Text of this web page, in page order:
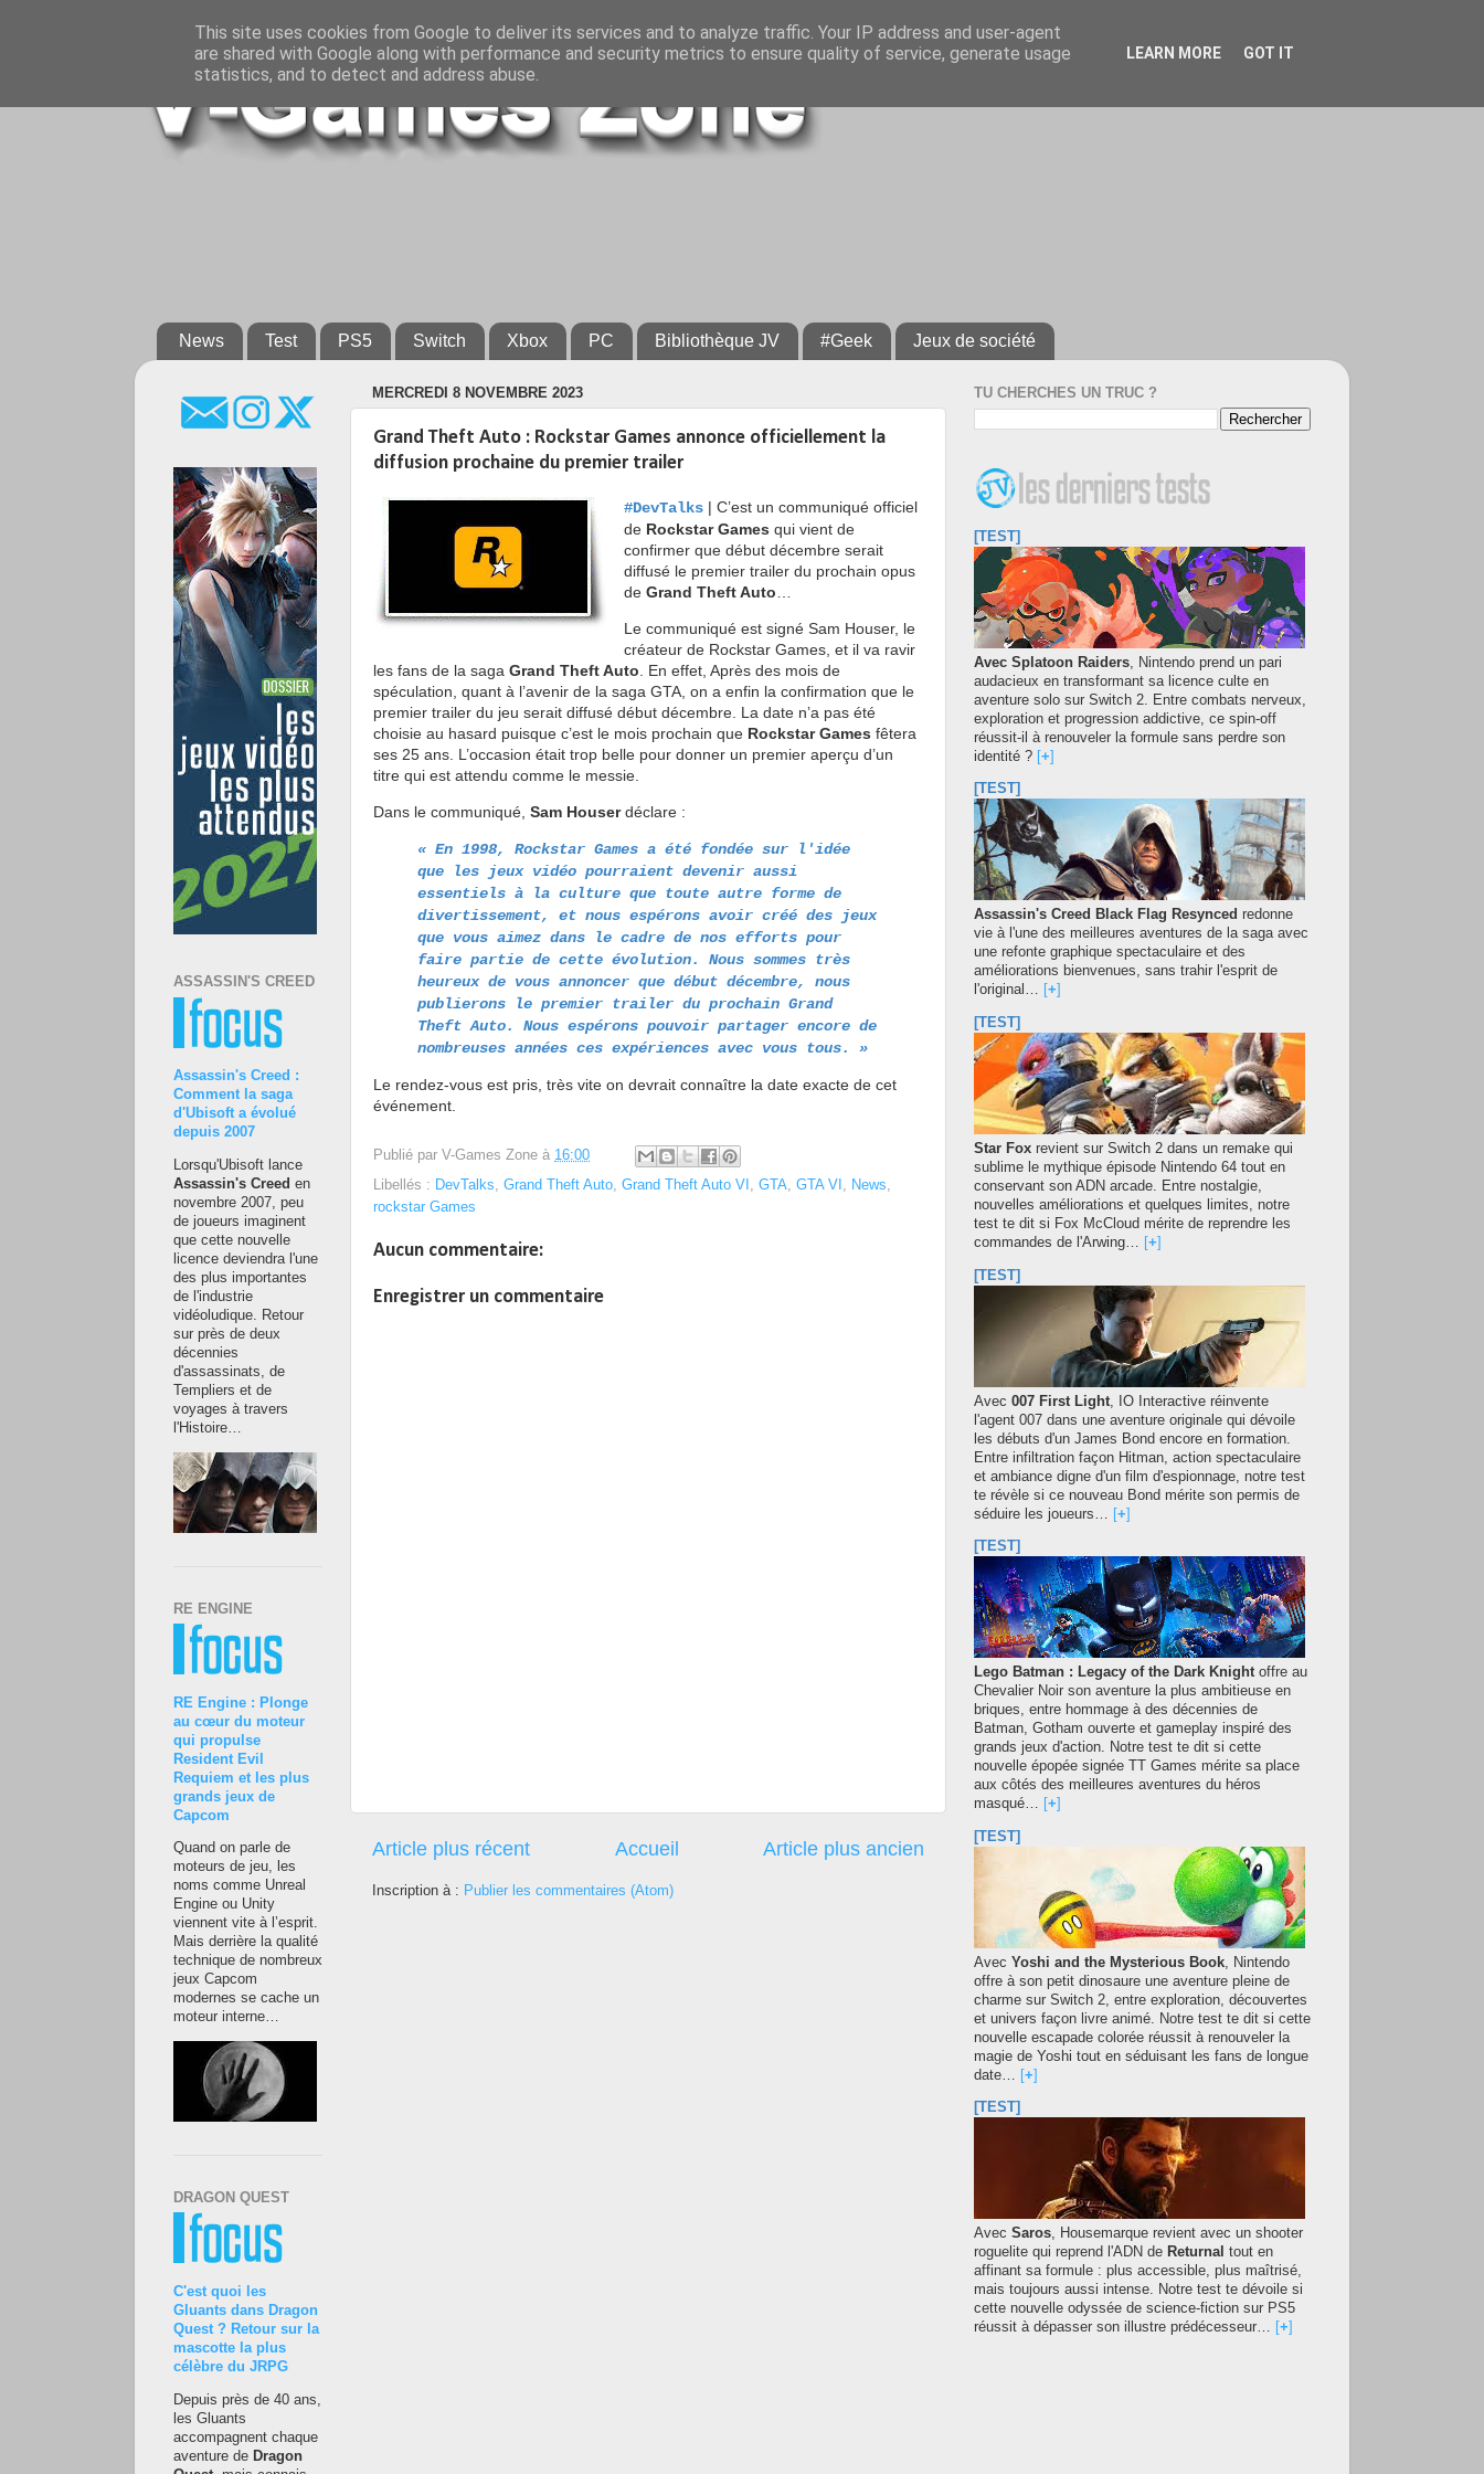
News Test PS5 Switch Xbox PC Bibliothèque JV #Geek Jeux de société
MERCREDI 8 NOVEMBRE 2023
Grand Theft Auto : Rockstar Games annonce officiellement la
diffusion prochaine du premier trailer
#DevTalks| C’est un communiqué officiel
de Rockstar Games qui vient de
confirmer que début décembre serait
diffusé le premier trailer du prochain opus
de Grand Theft Auto
Le communiqué est signé Sam Houser, le
créateur de Rockstar Games, et il va ravir
les fans de la saga Grand Theft Auto . En effet, Après des mois de
spéculation, quant à l’avenir de la saga GTA, on a enfin la confirmation que le
premier trailer du jeu serait diffusé début décembre. La date n’a pas été
choisie au hasard puisque c’est le mois prochain que Rockstar Games fêtera
ses 25 ans. L’occasion était trop belle pour donner un premier aperçu d’un
titre qui est attendu comme le messie.
Dans le communiqué, Sam Houserdéclare :
« En 1998, Rockstar Games a été fondée sur l'idée
que les jeux vidéo pourraient devenir aussi
essentiels à la culture que toute autre forme de
divertissement, et nous espérons avoir créé des jeux
que vous aimez dans le cadre de nos efforts pour
faire partie de cette évolution. Nous sommes très
heureux de vous annoncer que début décembre, nous
publierons le premier trailer du prochain Grand
Theft Auto. Nous espérons pouvoir partager encore de
nombreuses années ces expériences avec vous tous. »
Le rendez-vous est pris, très vite on devrait connaître la date exacte de cet
événement.
Publié par V-Games Zone à 16:00
Libellés : DevTalks, Grand Theft Auto, Grand Theft Auto VI , GTA, GTA VI , News,
rockstar Games
Aucun commentaire:
Enregistrer un commentaire
Article plus récent Article plus ancien
Accueil
Inscription à : Publier les commentaires (Atom)
ASSASSIN'S CREED
Assassin's Creed :
Comment la saga
d'Ubisoft a évolué
depuis 2007
Lorsqu'Ubisoft lance
Assassin's Creed en
novembre 2007, peu
de joueurs imaginent
que cette nouvelle
licence deviendra l'une
des plus importantes
de l'industrie
vidéoludique. Retour
sur près de deux
décennies
d'assassinats, de
Templiers et de
voyages à travers
l'Histoire…
RE ENGINE
RE Engine : Plonge
au cœur du moteur
qui propulse
Resident Evil
Requiem et les plus
grands jeux de
Capcom
Quand on parle de
moteurs de jeu, les
noms comme Unreal
Engine ou Unity
viennent vite à l’esprit.
Mais derrière la qualité
technique de nombreux
jeux Capcom
modernes se cache un
moteur interne…
DRAGON QUEST
C'est quoi les
Gluants dans Dragon
Quest ? Retour sur la
mascotte la plus
célèbre du JRPG
Depuis près de 40 ans,
les Gluants
accompagnent chaque
aventure de Dragon
TU CHERCHES UN TRUC ?
[TEST]
Avec Splatoon Raiders, Nintendo prend un pari
audacieux en transformant sa licence culte en
aventure solo sur Switch 2. Entre combats nerveux,
exploration et progression addictive, ce spin-off
réussit-il à renouveler la formule sans perdre son
identité ? [+]
[TEST]
Assassin's Creed Black Flag Resynced redonne
vie à l'une des meilleures aventures de la saga avec
une refonte graphique spectaculaire et des
améliorations bienvenues, sans trahir l'esprit de
l'original…
+
[TEST]
Star Fox revient sur Switch 2 dans un remake qui
sublime le mythique épisode Nintendo 64 tout en
conservant son ADN arcade. Entre nostalgie,
nouvelles améliorations et quelques limites, notre
test te dit si Fox McCloud mérite de reprendre les
commandes de l'Arwing…
+
[TEST]
Avec 007 First Light , IO Interactive réinvente
l'agent 007 dans une aventure originale qui dévoile
les débuts d'un James Bond encore en formation.
Entre infiltration façon Hitman, action spectaculaire
et ambiance digne d'un film d'espionnage, notre test
te révèle si ce nouveau Bond mérite son permis de
séduire les joueurs…
[+]
[TEST]
Lego Batman : Legacy of the Dark Knightoffre au
Chevalier Noir son aventure la plus ambitieuse en
briques, entre hommage à des décennies de
Batman, Gotham ouverte et gameplay inspiré des
grands jeux d'action. Notre test te dit si cette
nouvelle épopée signée TT Games mérite sa place
aux côtés des meilleures aventures du héros
masqué…
+
[TEST]
Avec Yoshi and the Mysterious Book, Nintendo
offre à son petit dinosaure une aventure pleine de
charme sur Switch 2, entre exploration, découvertes
et univers façon livre animé. Notre test te dit si cette
nouvelle escapade colorée réussit à renouveler la
magie de Yoshi tout en séduisant les fans de longue
date… [+]
[TEST]
Avec Saros, Housemarque revient avec un shooter
roguelite qui reprend l'ADN de Returnal tout en
affinant sa formule : plus accessible, plus maîtrisé,
mais toujours aussi intense. Notre test te dévoile si
cette nouvelle odyssée de science-fiction sur PS5
réussit à dépasser son illustre prédécesseur…
+
This site uses cookies from Google to deliver its services and to analyze traffic. Your IP address and user-agent
are shared with Google along with performance and security metrics to ensure quality of service, generate usage
statistics, and to detect and address abuse.
LEARN MORE GOT IT